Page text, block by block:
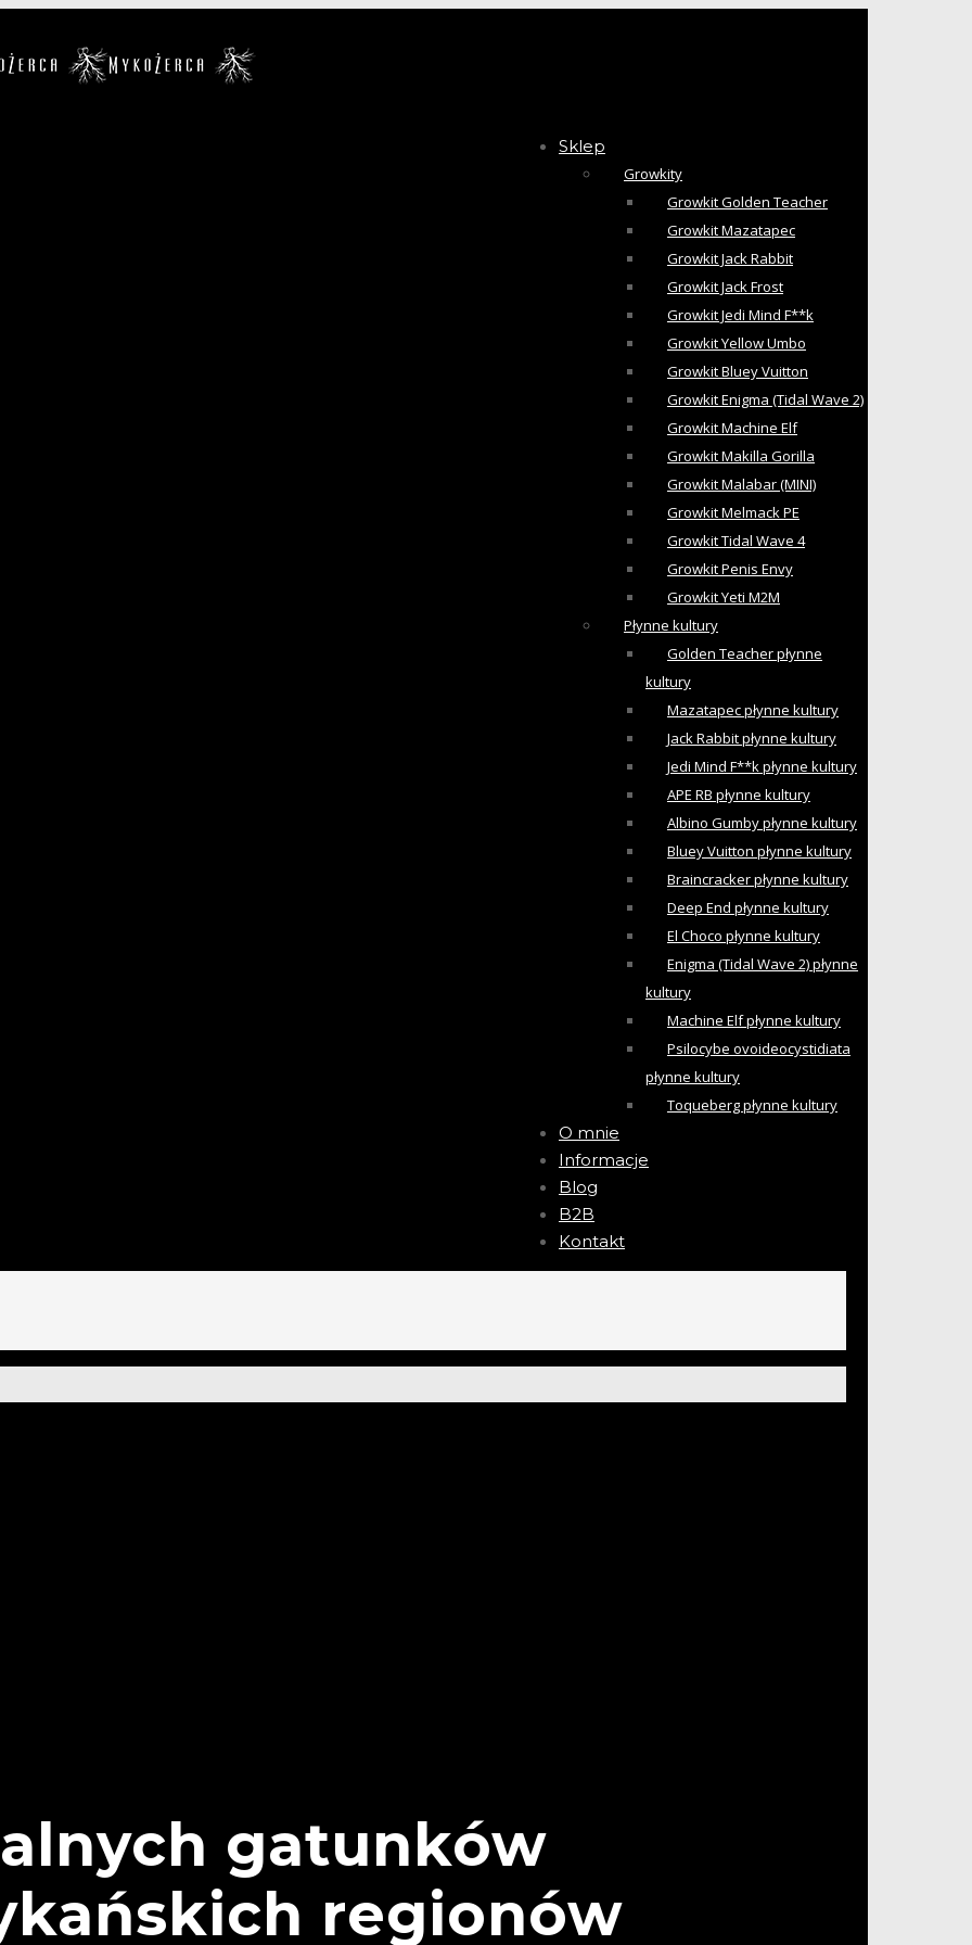
Sklep
Growkity
Growkit Golden Teacher
Growkit Mazatapec
Growkit Jack Rabbit
Growkit Jack Frost
Growkit Jedi Mind F**k
Growkit Yellow Umbo
Growkit Bluey Vuitton
Growkit Enigma (Tidal Wave 2)
Growkit Machine Elf
Growkit Makilla Gorilla
Growkit Malabar (MINI)
Growkit Melmack PE
Growkit Tidal Wave 4
Growkit Penis Envy
Growkit Yeti M2M
Płynne kultury
Golden Teacher płynne
kultury
Mazatapec płynne kultury
Jack Rabbit płynne kultury
Jedi Mind F**k płynne kultury
APE RB płynne kultury
Albino Gumby płynne kultury
Bluey Vuitton płynne kultury
Braincracker płynne kultury
Deep End płynne kultury
El Choco płynne kultury
Enigma (Tidal Wave 2) płynne
kultury
Machine Elf płynne kultury
Psilocybe ovoideocystidiata
płynne kultury
Toqueberg płynne kultury
O mnie
Informacje
Blog
B2B
Kontakt
gatunków
regionów